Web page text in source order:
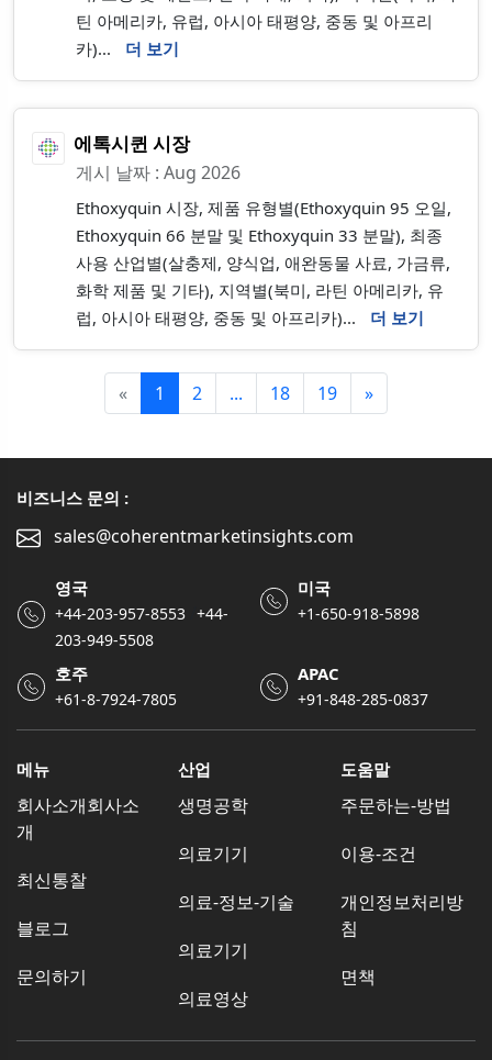
틴 아메리카, 유럽, 아시아 태평양, 중동 및 아프리
카)...
더 보기
에톡시퀸 시장
게시 날짜 : Aug 2026
Ethoxyquin 시장, 제품 유형별(Ethoxyquin 95 오일,
Ethoxyquin 66 분말 및 Ethoxyquin 33 분말), 최종
사용 산업별(살충제, 양식업, 애완동물 사료, 가금류,
화학 제품 및 기타), 지역별(북미, 라틴 아메리카, 유
럽, 아시아 태평양, 중동 및 아프리카)...
더 보기
« 1 2 ... 18 19 »
비즈니스 문의 :
sales@coherentmarketinsights.com
영국
+44-203-957-8553 +44-
203-949-5508
미국
+1-650-918-5898
호주
+61-8-7924-7805
APAC
+91-848-285-0837
메뉴
회사소개회사소
개
최신통찰
블로그
문의하기
산업
생명공학
의료기기
의료-정보-기술
의료기기
의료영상
도움말
주문하는-방법
이용-조건
개인정보처리방
침
면책